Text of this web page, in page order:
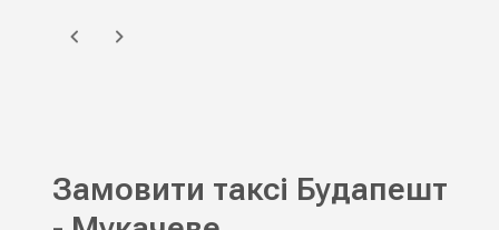
Замовити таксі Будапешт